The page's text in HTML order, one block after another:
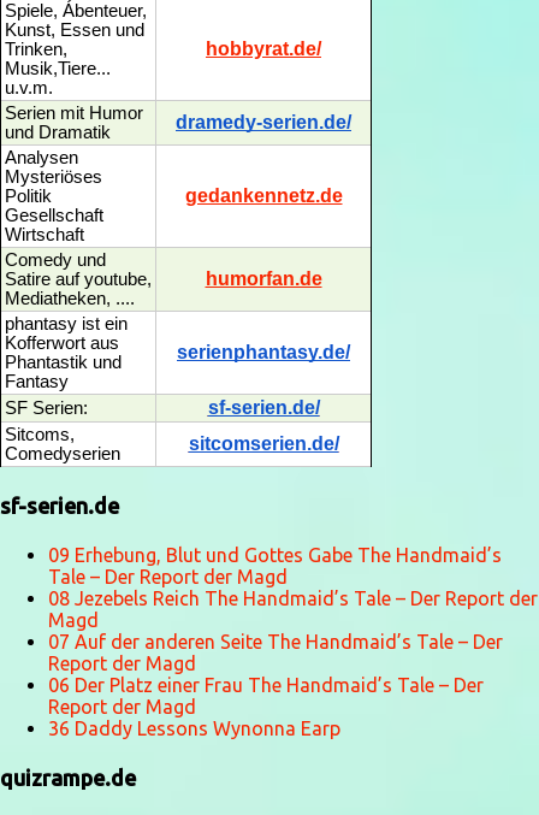
Spiele, Ábenteuer,
Kunst, Essen und
Trinken,
Musik,Tiere...
u.v.m.
hobbyrat.de/
Serien mit Humor
und Dramatik
dramedy-serien.de/
Analysen
Mysteriöses
Politik
Gesellschaft
Wirtschaft
gedankennetz.de
Comedy und
Satire auf youtube,
Mediatheken, ....
humorfan.de
phantasy ist ein
Kofferwort aus
Phantastik und
Fantasy
serienphantasy.de/
SF Serien: sf-serien.de/
Sitcoms,
Comedyserien
sitcomserien.de/
sf-serien.de
09 Erhebung, Blut und Gottes Gabe The Handmaid’s
Tale – Der Report der Magd
08 Jezebels Reich The Handmaid’s Tale – Der Report der
Magd
07 Auf der anderen Seite The Handmaid’s Tale – Der
Report der Magd
06 Der Platz einer Frau The Handmaid’s Tale – Der
Report der Magd
36 Daddy Lessons Wynonna Earp
quizrampe.de